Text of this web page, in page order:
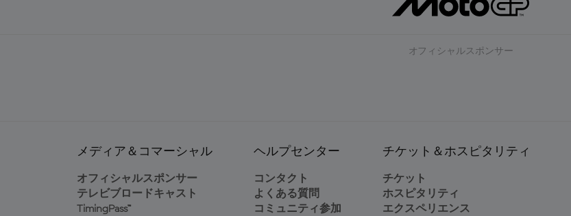
オフィシャルスポンサー
メディア＆コマーシャル
オフィシャルスポンサー
テレビブロードキャスト
TimingPass™
ヘルプセンター
コンタクト
よくある質問
コミュニティ参加
チケット＆ホスピタリティ
チケット
ホスピタリティ
エクスペリエンス